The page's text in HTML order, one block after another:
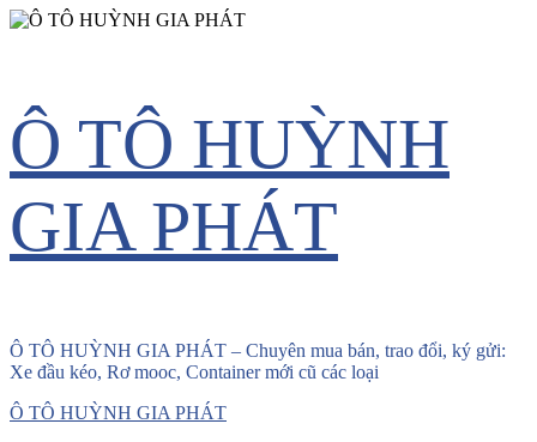
Skip
to
content
Ô TÔ HUỲNH
GIA PHÁT
Ô TÔ HUỲNH GIA PHÁT – Chuyên mua bán, trao đổi, ký gửi:
Xe đầu kéo, Rơ mooc, Container mới cũ các loại
Primary
Ô TÔ HUỲNH GIA PHÁT